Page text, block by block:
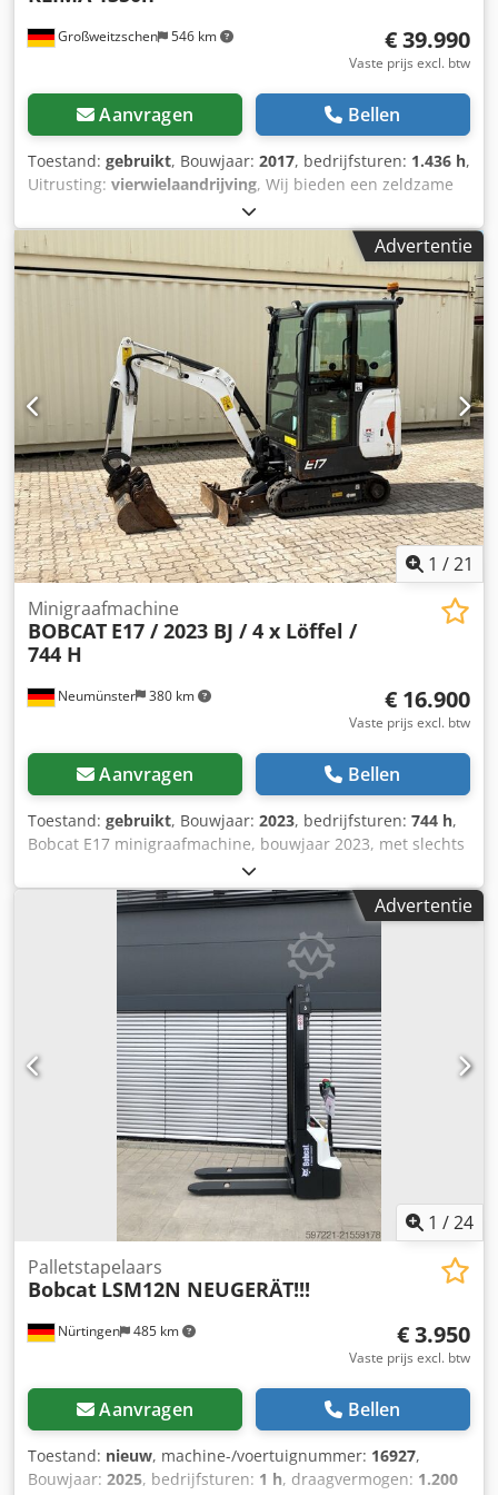
Großweitzschen 546 km € 39.990
Vaste prijs excl. btw
Aanvragen Bellen
Toestand: gebruikt, Bouwjaar: 2017, bedrijfsturen: 1.436 h,
Uitrusting: vierwielaandrijving, Wij bieden een zeldzame
E85 aan, deze is niet eerder verhuurd en komt uit een
klein bouwbedrijf. De machine is voorzien van
airconditioning. Chedszr Avvspfx Aiksa *
VERSTELLAUSLEGER met KLEM/GRIJPARM * Hydraulische
graafbak, optioneel leverbaar, op voorraad tegen een
redelijke meerprijs * Afkomstig uit een klein bouwbedrijf *
Duitse uitvoering * Slechts 1350 bedrijfsuren * Rubberen
rupsbanden * Grote inspectie in 2025 bij BOBCAT * 44 kW
dieselmotor, fabrikant Yanmar * Leidingwerk voor extra
aanbouwgereedschap * Snelwisselsysteem * Extra
werklampen * Zeer goed onderhouden staat ----Wij zijn
een erkende werkplaats voor auto's en bouwmachines. Wij
bieden een vrijblijvende machineofferte, financiering,
inruil en lease-aankoop van voertuigen van alle soorten
aan.----
Advertentie
1 /21
Neumünster 380 km
Minigraafmachine
BOBCAT E17 / 2023 BJ / 4 x Löffel /
744 H
€ 16.900
Vaste prijs excl. btw
Aanvragen Bellen
Toestand: gebruikt, Bouwjaar: 2023, bedrijfsturen: 744 h,
Bobcat E17 minigraafmachine, bouwjaar 2023, met slechts
744 bedrijfsuren en 4 graafbakken! ---- * Fabrikant: Bobcat
* Type: E17 * Bouwjaar: 2023 * Afgelezen bedrijfsuren: ca.
744 * Inclusief 4 graafbakken * Snelwisselsysteem *
Volledige cabine * Verbreedbaar onderstel *
Bedrijfsgewicht: 1.711 kg * Kubota dieselmotor * Prijs: €
16.900, exclusief 19% BTW Chsdpfx Ajzp Ayvjikea ---- Voor
verdere vragen, neem contact op: Erik Kortum: via
WhatsApp ?Alle specificaties zijn onder voorbehoud en er
kunnen geen rechten aan worden ontleend. Wij zijn niet
aansprakelijk voor eventuele fouten en tussenverkoop. ?
Advertentie
1 /24
Nürtingen 485 km
Palletstapelaars
Bobcat LSM12N NEUGERÄT!!!
€ 3.950
Vaste prijs excl. btw
Aanvragen Bellen
Toestand: nieuw, machine-/voertuignummer: 16927,
Bouwjaar: 2025, bedrijfsturen: 1 h, draagvermogen: 1.200